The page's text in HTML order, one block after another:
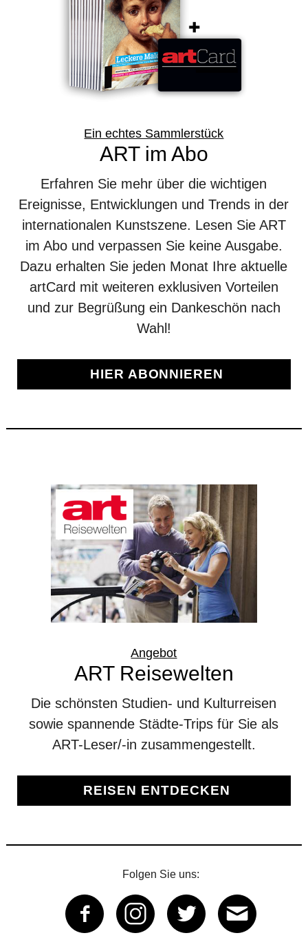
Ein echtes Sammlerstück
ART im Abo
Erfahren Sie mehr über die wichtigen
Ereignisse, Entwicklungen und Trends in der
internationalen Kunstszene. Lesen Sie ART
im Abo und verpassen Sie keine Ausgabe.
Dazu erhalten Sie jeden Monat Ihre aktuelle
artCard mit weiteren exklusiven Vorteilen
und zur Begrüßung ein Dankeschön nach
Wahl!
HIER ABONNIEREN
Angebot
ART Reisewelten
Die schönsten Studien- und Kulturreisen
sowie spannende Städte-Trips für Sie als
ART-Leser/-in zusammengestellt.
REISEN ENTDECKEN